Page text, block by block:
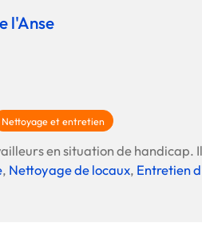
l'Anse
Nettoyage et entretien
en situation de handicap.
, Nettoyage de locaux, Entretien